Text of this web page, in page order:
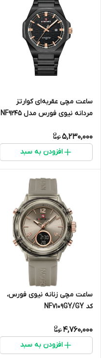
ساعت مچی عقربه‌ای کوارتز
مردانه نیوی فورس مدل NF9245
5,230,000
افزودن به سبد
ساعت مچی زنانه نیوی فورس،
کد NF7109GY/GY
4,760,000
افزودن به سبد